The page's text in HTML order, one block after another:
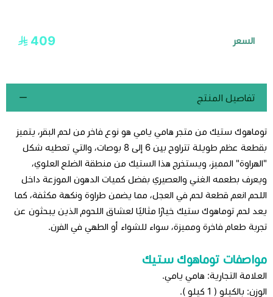
السعر 409
تفاصيل المنتج
توماهوك ستيك من متجر هامي يامي هو نوع فاخر من لحم البقر، يتميز
بقطعة عظم طويلة تتراوح بين 6 إلى 8 بوصات، والتي تعطيه شكل
"الهراوة" المميز، ويستخرج هذا الستيك من منطقة الضلع العلوي،
ويعرف بطعمه الغني والعصيري بفضل كميات الدهون الموزعة داخل
اللحم انعم قطعة لحم في العجل، مما يضمن طراوة ونكهة مكثفة، كما
يعد لحم توماهوك ستيك خيارًا مثاليًا لعشاق اللحوم الذين يبحثون عن
تجربة طعام فاخرة ومميزة، سواء للشواء أو الطهي في الفرن.
مواصفات توماهوك ستيك
العلامة التجارية: هامي يامي.
الوزن: بالكيلو ( 1 كيلو ).